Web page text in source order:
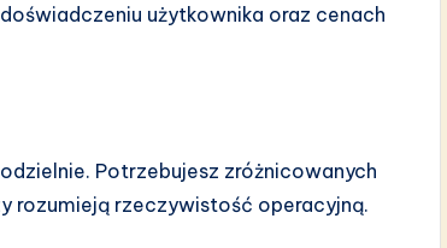
użytkownika oraz cenach
Potrzebujesz zróżnicowanych
rozumieją rzeczywistość operacyjną.